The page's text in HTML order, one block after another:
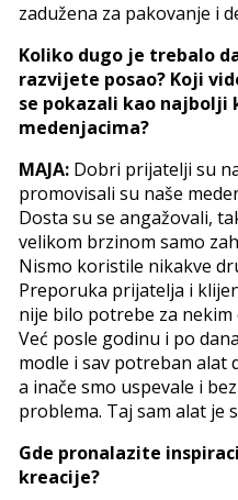
zadužena za pakovanje i
Koliko dugo je trebalo
razvijete posao? Koji
se pokazali kao najbolji
medenjacima?
MAJA: Dobri prijatelji su
promovisali su naše
Dosta su se angažovali,
velikom brzinom samo
Nismo koristile nikakve
Preporuka prijatelja i
nije bilo potrebe za
Već posle godinu i po
modle i sav potreban alat
a inače smo uspevale i
problema. Taj sam alat je
Gde pronalazite
kreacije?